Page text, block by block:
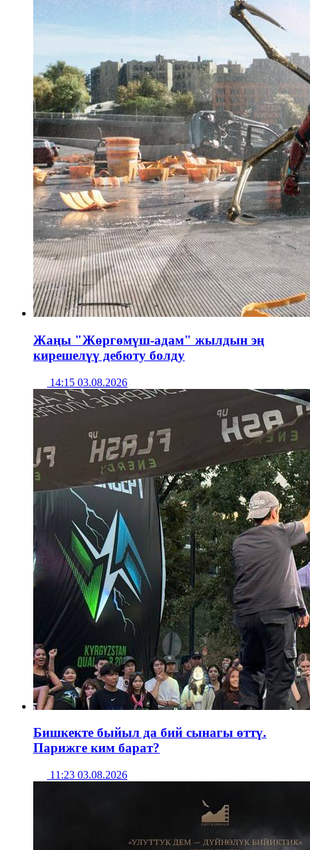
Жаңы "Жөргөмүш-адам" жылдын эң
кирешелүү дебюту болду
14:15 03.08.2026
Бишкекте быйыл да бий сынагы өттү.
Парижге ким барат?
11:23 03.08.2026